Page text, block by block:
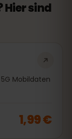
Hier sind
Mobildaten
1,99 €